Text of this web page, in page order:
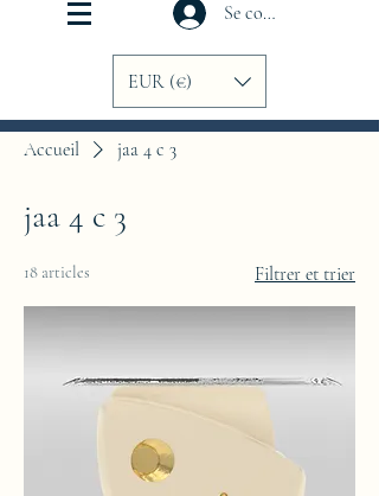
Se connecter
EUR (€)
Accueil jaa 4 c 3
jaa 4 c 3
18 articles Filtrer et trier